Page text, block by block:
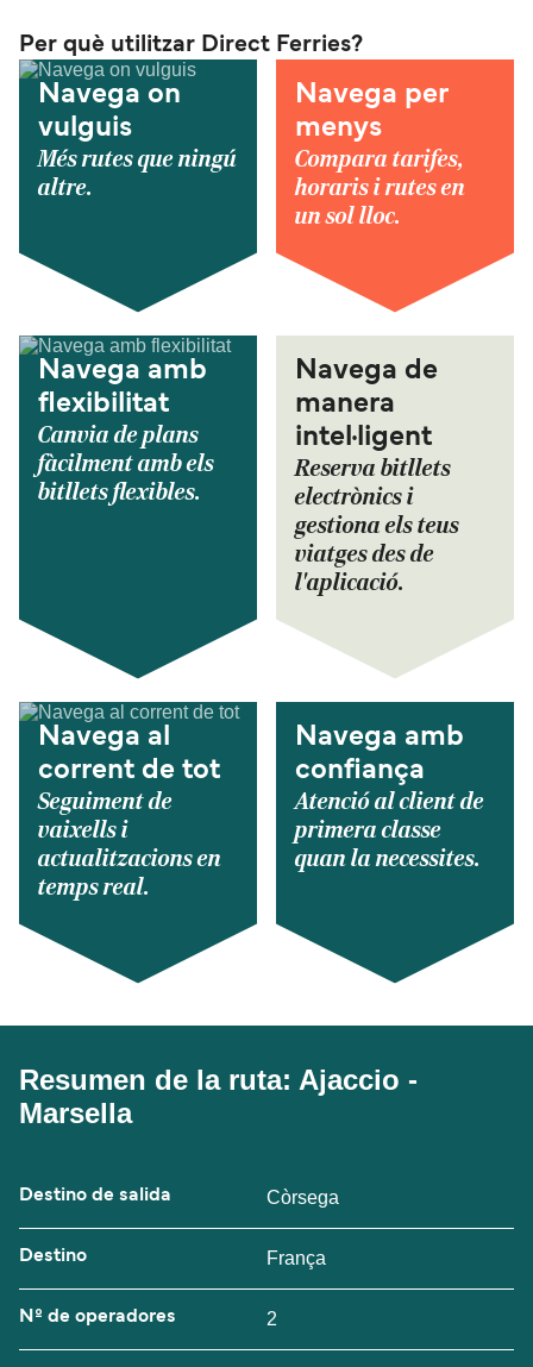
Per què utilitzar Direct Ferries?
Navega on
vulguis
Més rutes que ningú
altre.
Navega per
menys
Compara tarifes,
horaris i rutes en
un sol lloc.
Navega amb
flexibilitat
Canvia de plans
fàcilment amb els
bitllets flexibles.
Navega de
manera
intel·ligent
Reserva bitllets
electrònics i
gestiona els teus
viatges des de
l'aplicació.
Navega al
corrent de tot
Seguiment de
vaixells i
actualitzacions en
temps real.
Navega amb
confiança
Atenció al client de
primera classe
quan la necessites.
Resumen de la ruta: Ajaccio -
Marsella
Destino de salida Còrsega
Destino França
Nº de operadores 2